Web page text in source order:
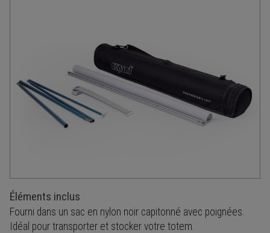
Éléments inclus
Fourni dans un sac en nylon noir capitonné avec poignées.
Idéal pour transporter et stocker votre totem.